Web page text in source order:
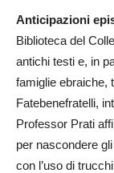
Anticipazioni
Biblioteca del
antichi testi e, in
famiglie ebraiche,
Fatebenefratelli,
Professor Prati
per nascondere
con l’uso di